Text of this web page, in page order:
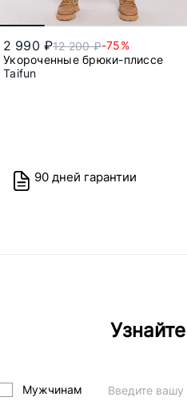
2 990 ₽12 200 ₽-75%
Укороченные брюки-плиссе
Taifun
90 дней гарантии
Мужчинам